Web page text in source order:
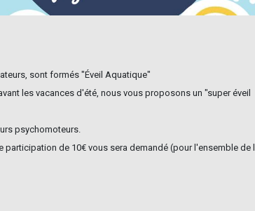
sont formés "Éveil Aquatique"
les vacances d'été, nous vous proposons un "super éveil
psychomoteurs.
de 10€ vous sera demandé (pour l'ensemble de